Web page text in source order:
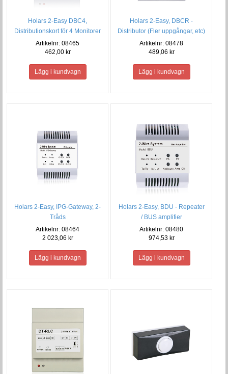
Holars 2-Easy DBC4,
Distributionskort för 4 Monitorer
Artikelnr: 08465
462,00 kr
Holars 2-Easy, DBCR -
Distributor (Fler uppgångar, etc)
Artikelnr: 08478
489,06 kr
Holars 2-Easy, IPG-Gateway, 2-
Tråds
Artikelnr: 08464
2 023,06 kr
Holars 2-Easy, BDU - Repeater
/ BUS amplifier
Artikelnr: 08480
974,53 kr